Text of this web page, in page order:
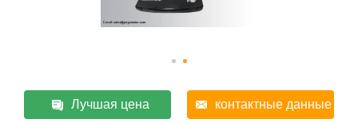
Лучшая цена контактные данные